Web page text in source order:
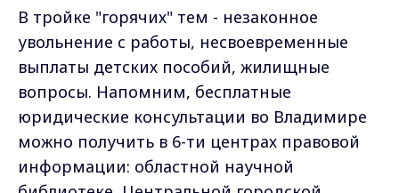
В тройке "горячих" тем - незаконное
увольнение с работы, несвоевременные
выплаты детских пособий, жилищные
вопросы. Напомним, бесплатные
юридические консультации во Владимире
можно получить в 6-ти центрах правовой
информации: областной научной